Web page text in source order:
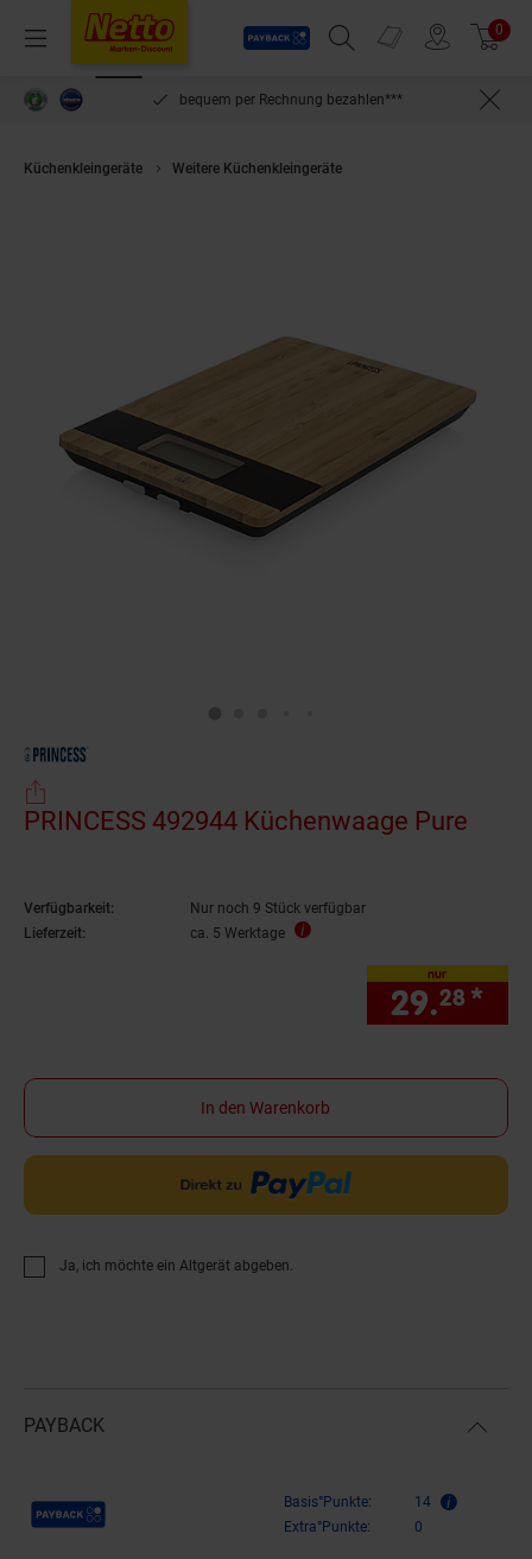
Menü
Payback
Suchfeld einblenden
Prospekte 0
bequem per Rechnung bezahlen***
Küchenkleingeräte Weitere Küchenkleingeräte
PRINCESS 492944 Küchenwaage Pure
Verfügbarkeit:
Nur noch 9 Stück verfügbar
Lieferzeit:
ca. 5 Werktage
nur
29.28 *
In den Warenkorb
Ja, ich möchte ein Altgerät abgeben.
PAYBACK
Payback Punkte Basis°Punkte:
14
Extra°Punkte:
0